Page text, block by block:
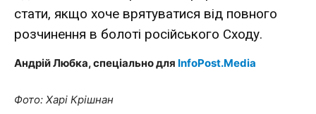
стати, якщо хоче врятуватися від повного
розчинення в болоті російського Сходу.
Андрій Любка, спеціально для InfoPost.Media
Фото: Харі Крішнан